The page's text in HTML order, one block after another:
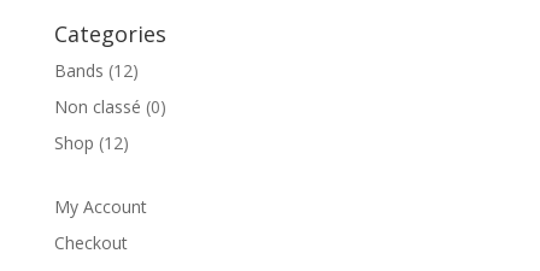
Categories
Bands (12)
Non classé (0)
Shop (12)
My Account
Checkout